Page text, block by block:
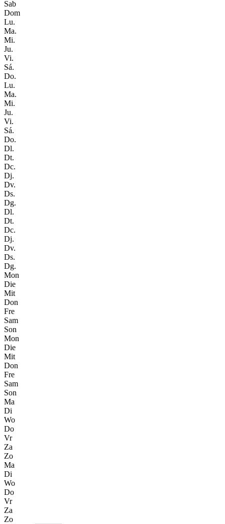
Sab
Dom
Lu.
Ma.
Mi.
Ju.
Vi.
Sá.
Do.
Lu.
Ma.
Mi.
Ju.
Vi.
Sá.
Do.
Dl.
Dt.
Dc.
Dj.
Dv.
Ds.
Dg.
Dl.
Dt.
Dc.
Dj.
Dv.
Ds.
Dg.
Mon
Die
Mit
Don
Fre
Sam
Son
Mon
Die
Mit
Don
Fre
Sam
Son
Ma
Di
Wo
Do
Vr
Za
Zo
Ma
Di
Wo
Do
Vr
Za
Zo